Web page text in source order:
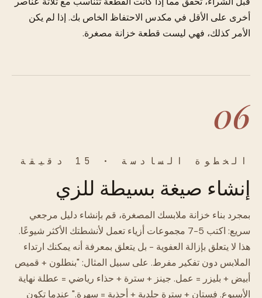
أخرى على الأقل في مكدس الاحتفاظ الخاص بك. إذا لم يكن
الأمر كذلك، فهي ليست قطعة خزانة مصغرة.
06
الخطوة السادسة · 15 دقيقة
إنشاء صيغة بسيطة للزي
بمجرد بناء خزانة ملابسك المصغرة، قم بإنشاء دليل مرجعي
سريع: اكتب 5-7 مجموعات أزياء تعمل لأنشطتك الأكثر شيوعًا.
هذا لا يتعلق بإزالة العفوية - بل يتعلق بمعرفة أنه يمكنك ارتداء
الملابس دون تفكير مفرط. على سبيل المثال: "بنطلون + قميص
أبيض + بليزر = عمل. جينز + سترة + حذاء رياضي = عطلة نهاية
الأسبوع. فستان + سترة جلدية + أحذية = سهرة." عندما تكون